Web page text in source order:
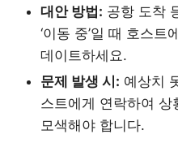
대안 방법: 공항 도착
‘이동 중’일 때 호스
데이트하세요.
문제 발생 시: 예상치
스트에게 연락하여 상
모색해야 합니다.